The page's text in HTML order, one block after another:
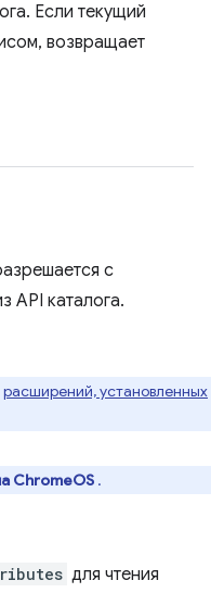
Если текущий
возвращает
с
API каталога.
расширений, установленных
ChromeOS .
для чтения